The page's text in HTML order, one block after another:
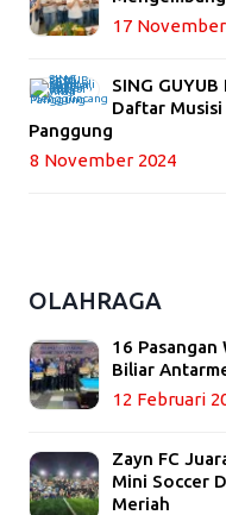
17
SING
Daftar
Panggung
8 November 2024
OLAHRAGA
16 Pasangan
Biliar
12 Februari
Zayn FC
Mini Soccer
Meriah